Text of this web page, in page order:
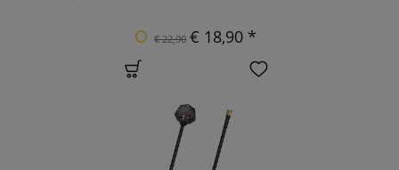
€ 22,90 € 18,90 *